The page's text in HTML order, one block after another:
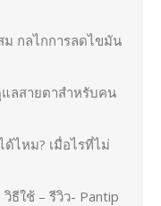
ม กลไกการลดไขมัน
ลสายตาสำหรับคน
ด้ไหม? เมื่อไรที่ไม่
ธีใช้ – รีวิว- Pantip